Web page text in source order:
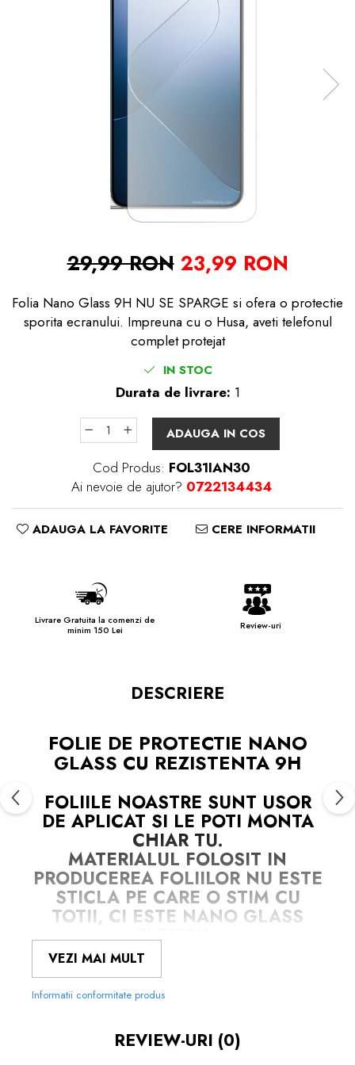
29,99 RON 23,99 RON
Folia Nano Glass 9H NU SE SPARGE si ofera o protectie
sporita ecranului. Impreuna cu o Husa, aveti telefonul
complet protejat
IN STOC
Durata de livrare: 1
ADAUGA IN COS
Cod Produs: FOL31IAN30
Ai nevoie de ajutor? 0722134434
ADAUGA LA FAVORITE CERE INFORMATII
Livrare Gratuita la comenzi de
minim 150 Lei
Review-uri
DESCRIERE
FOLIE DE PROTECTIE NANO
GLASS CU REZISTENTA 9H
FOLIILE NOASTRE SUNT USOR
DE APLICAT SI LE POTI MONTA
CHIAR TU.
MATERIALUL FOLOSIT IN
PRODUCEREA FOLIILOR NU ESTE
STICLA PE CARE O STIM CU
TOTII, CI ESTE NANO GLASS
FLEXIBIL.
ACESTA GARANTEAZA
SPARGEIN MII DE CIOBURI
ASCUTITE SI PERICULOASE.
NU NUMAI CA ESTE REZISTENTA
LA ZGARIETURI SI SPARGERE, CI
VEZI MAI MULT
Informatii conformitate produs
REVIEW-URI (0)